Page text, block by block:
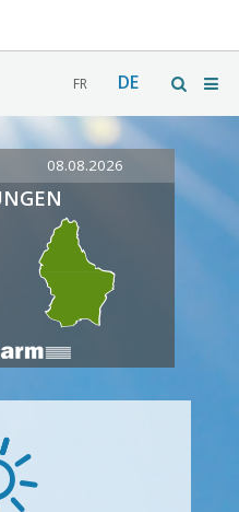
FR DE
08.08.2026